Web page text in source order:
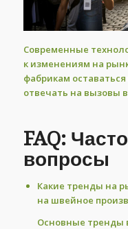
Современные
к изменениям на
фабрикам
отвечать на вызовы
FAQ:
вопросы
Какие тренды на
на швейное
Основные тренды